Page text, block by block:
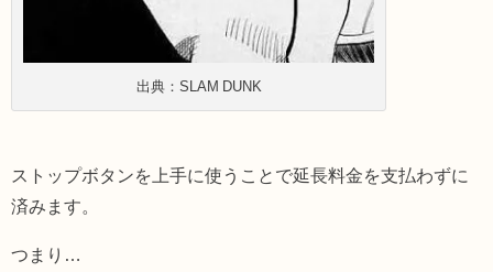
出典：SLAM DUNK
ストップボタンを上手に使うことで延長料金を支払わずに
済みます。
つまり…